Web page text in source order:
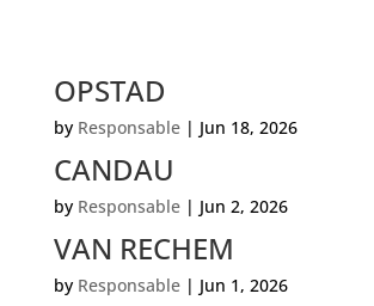
OPSTAD
by Responsable| Jun 18, 2026
CANDAU
by Responsable| Jun 2, 2026
VAN RECHEM
by Responsable| Jun 1, 2026